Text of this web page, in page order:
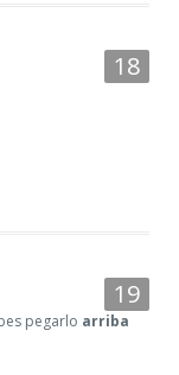
pegarlo arriba